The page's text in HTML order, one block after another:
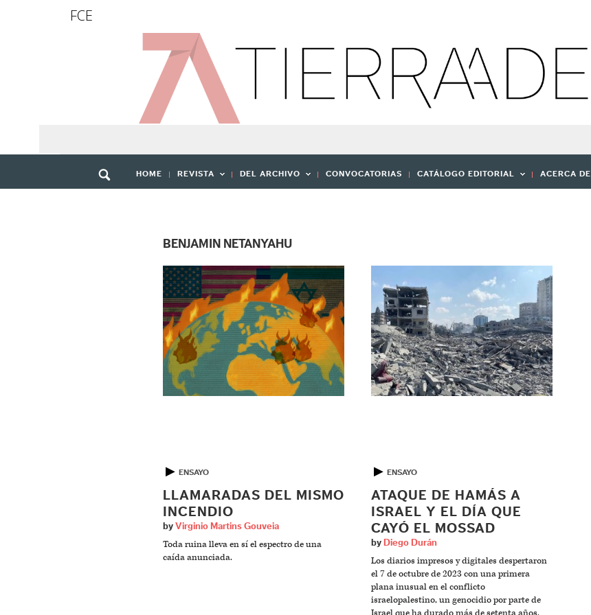
FCE
HOME REVISTA DEL ARCHIVO CONVOCATORIAS CATÁLOGO EDITORIAL ACERCA DE
BENJAMIN NETANYAHU
▶ ENSAYO
LLAMARADAS DEL MISMO
INCENDIO
by Virginio Martins Gouveia
Toda ruina lleva en sí el espectro de una
caída anunciada.
▶ ENSAYO
ATAQUE DE HAMÁS A
ISRAEL Y EL DÍA QUE
CAYÓ EL MOSSAD
by Diego Durán
Los diarios impresos y digitales despertaron
el 7 de octubre de 2023 con una primera
plana inusual en el conflicto
israelopalestino, un genocidio por parte de